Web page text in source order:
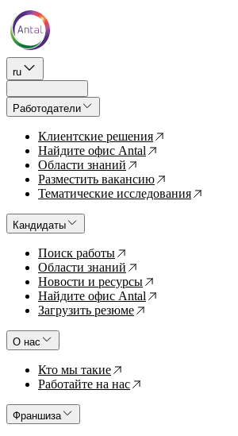
ru
Работодатели
Клиентские решения ↗
Найдите офис Antal ↗
Области знаний ↗
Разместить вакансию ↗
Тематические исследования ↗
Кандидаты
Поиск работы ↗
Области знаний ↗
Новости и ресурсы ↗
Найдите офис Antal ↗
Загрузить резюме ↗
О нас
Кто мы такие ↗
Работайте на нас ↗
Франшиза